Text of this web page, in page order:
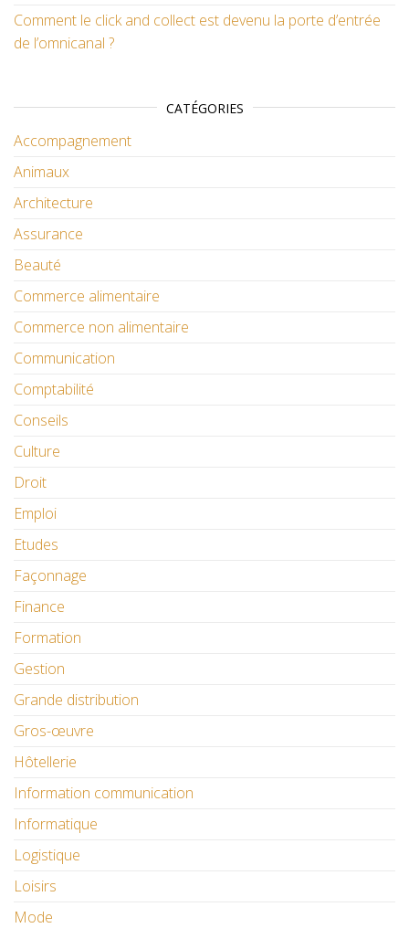
Comment le click and collect est devenu la porte d’entrée
de l’omnicanal ?
CATÉGORIES
Accompagnement
Animaux
Architecture
Assurance
Beauté
Commerce alimentaire
Commerce non alimentaire
Communication
Comptabilité
Conseils
Culture
Droit
Emploi
Etudes
Façonnage
Finance
Formation
Gestion
Grande distribution
Gros-œuvre
Hôtellerie
Information communication
Informatique
Logistique
Loisirs
Mode